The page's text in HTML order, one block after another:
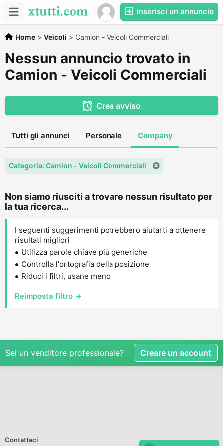
Inserisci un annuncio
Home > Veicoli > Camion - Veicoli Commerciali
Nessun annuncio trovato in
Camion - Veicoli Commerciali
Crea avviso
Tutti gli annunci Personale Company
Categoria: Camion - Veicoli Commerciali
Non siamo riusciti a trovare nessun risultato per
la tua ricerca...
I seguenti suggerimenti potrebbero aiutarti a ottenere
risultati migliori
Utilizza parole chiave più generiche
Controlla l'ortografia della posizione
Riduci i filtri, usane meno
Reimposta filtro →
Sei un venditore professionale? Creare un account
Contattaci